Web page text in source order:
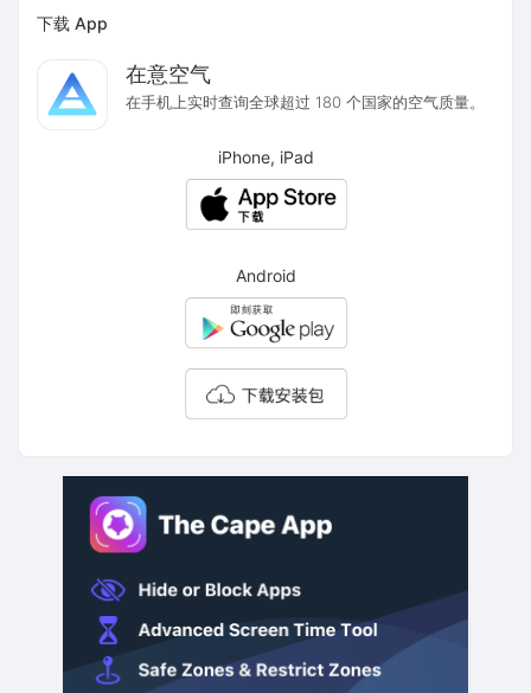
下载 App
在意空气
在手机上实时查询全球超过 180 个国家的空气质量。
iPhone, iPad
Android